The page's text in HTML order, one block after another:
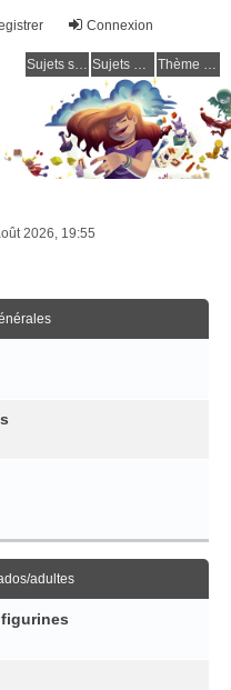
Connexion
Sujets sans réponse Sujets actifs Thème clair / foncé
2026, 19:55
adultes